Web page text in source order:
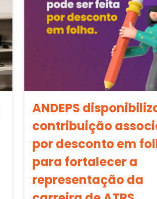
ANDEPS
contribuição
por desconto em
para fortalecer a
representação da